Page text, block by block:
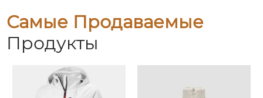
Самые Продаваемые
Продукты